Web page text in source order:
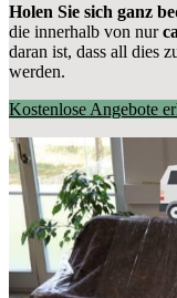
Holen Sie sich ganz
die innerhalb von nur
daran ist, dass all dies
werden.
Kostenlose Angebote